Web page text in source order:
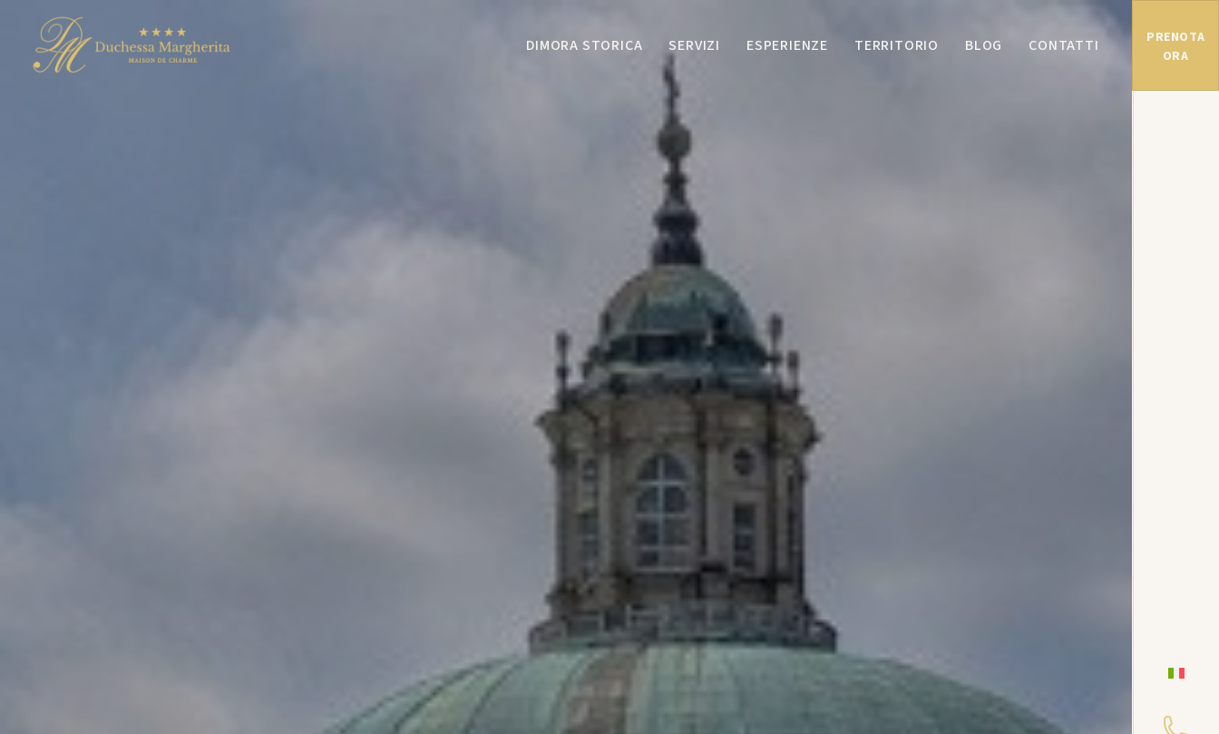
DIMORA STORICA SERVIZI ESPERIENZE TERRITORIO BLOG CONTATTI
PRENOTA
ORA